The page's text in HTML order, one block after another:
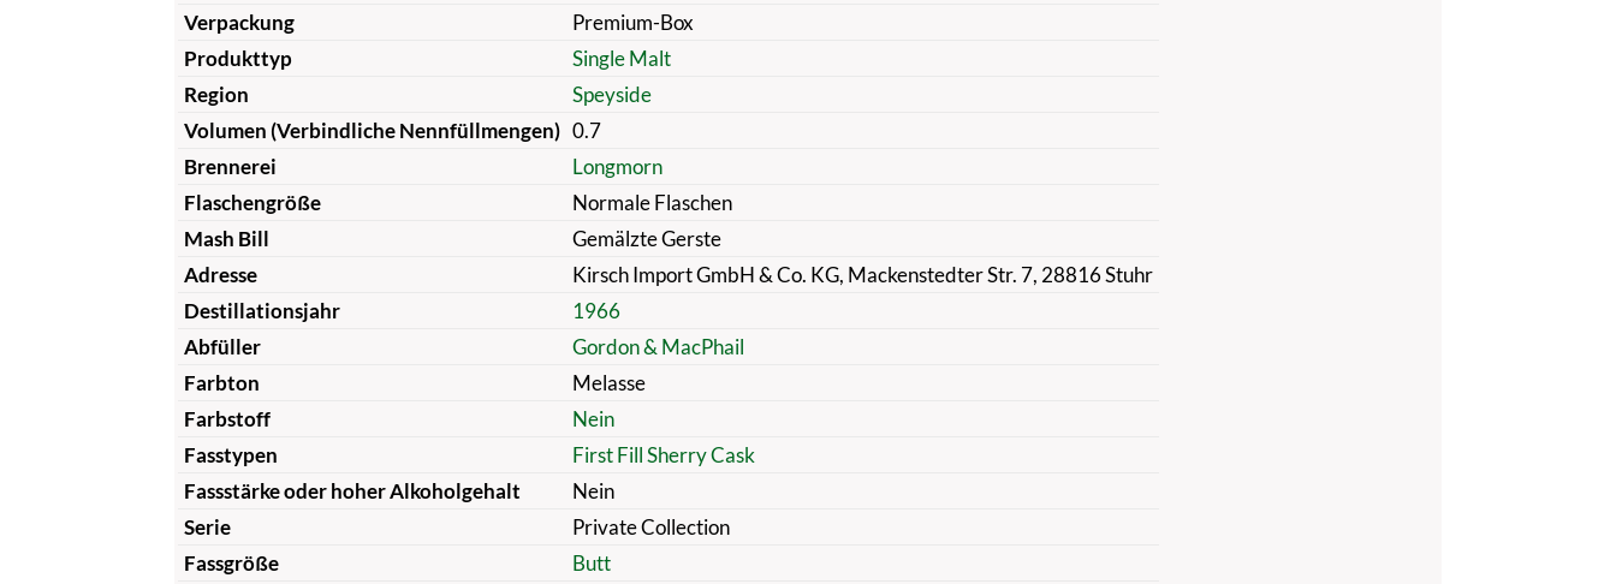
Verpackung
Premium-Box
Produkttyp
Single Malt
Region
Speyside
Volumen (Verbindliche Nennfüllmengen) 0.7
Brennerei
Longmorn
Flaschengröße
Normale Flaschen
Mash Bill
Gemälzte Gerste
Adresse
Kirsch Import GmbH & Co. KG, Mackenstedter Str. 7, 28816 Stuhr
Destillationsjahr
1966
Abfüller
Gordon & MacPhail
Farbton
Melasse
Farbstoff
Nein
Fasstypen
First Fill Sherry Cask
Fassstärke oder hoher Alkoholgehalt
Nein
Serie
Private Collection
Fassgröße
Butt